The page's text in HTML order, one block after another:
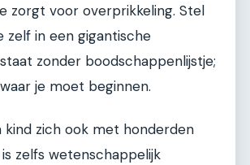
zorgt voor overprikkeling. Stel
zelf in een gigantische
zonder boodschappenlijstje;
je moet beginnen.
kind zich ook met honderden
zelfs wetenschappelijk